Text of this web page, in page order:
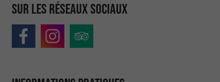
Sur les réseaux sociaux